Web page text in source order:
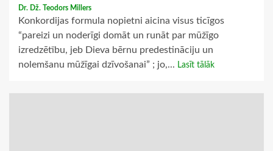
Dr. Dž. Teodors Millers
Konkordijas formula nopietni aicina visus ticīgos
“pareizi un noderīgi domāt un runāt par mūžīgo
izredzētību, jeb Dieva bērnu predestināciju un
nolemšanu mūžīgai dzīvošanai” ; jo,... Lasīt tālāk